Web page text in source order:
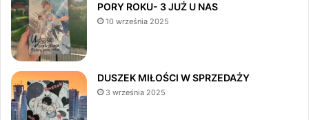
b
k
a
o
PORY ROKU- 3 JUŻ U NAS
10 września 2025
DUSZEK MIŁOŚCI W SPRZEDAŻY
3 września 2025